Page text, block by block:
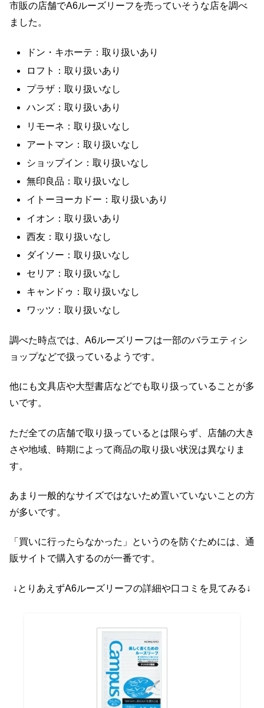
市販の店舗でA6ルーズリーフを売っていそうな店を調べ
ました。
ドン・キホーテ：取り扱いあり
ロフト：取り扱いあり
プラザ：取り扱いなし
ハンズ：取り扱いあり
リモーネ：取り扱いなし
アートマン：取り扱いなし
ショップイン：取り扱いなし
無印良品：取り扱いなし
イトーヨーカドー：取り扱いあり
イオン：取り扱いあり
西友：取り扱いなし
ダイソー：取り扱いなし
セリア：取り扱いなし
キャンドゥ：取り扱いなし
ワッツ：取り扱いなし
調べた時点では、A6ルーズリーフは一部のバラエティシ
ョップなどで扱っているようです。
他にも文具店や大型書店などでも取り扱っていることが多
いです。
ただ全ての店舗で取り扱っているとは限らず、店舗の大き
さや地域、時期によって商品の取り扱い状況は異なりま
す。
あまり一般的なサイズではないため置いていないことの方
が多いです。
「買いに行ったらなかった」というのを防ぐためには、通
販サイトで購入するのが一番です。
↓とりあえずA6ルーズリーフの詳細や口コミを見てみる↓